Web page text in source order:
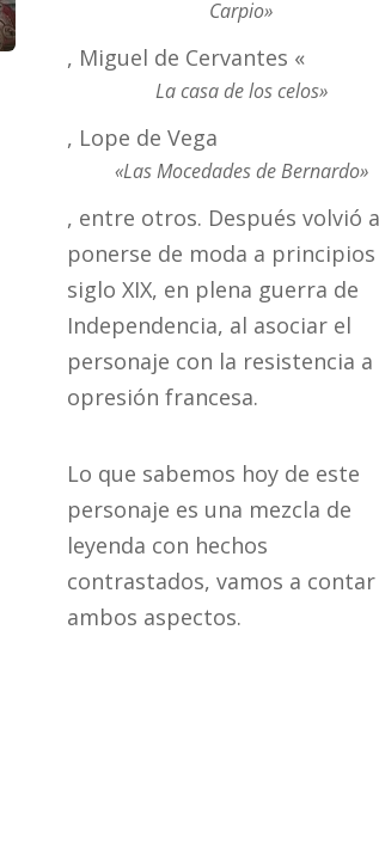
Carpio»
, Miguel de Cervantes «
La casa de los celos»
, Lope de Vega
«Las Mocedades de Bernardo»
, entre otros. Después volvió a
ponerse de moda a principios
siglo XIX, en plena guerra de
Independencia, al asociar el
personaje con la resistencia a
opresión francesa.
Lo que sabemos hoy de este
personaje es una mezcla de
leyenda con hechos
contrastados, vamos a contar
ambos aspectos.